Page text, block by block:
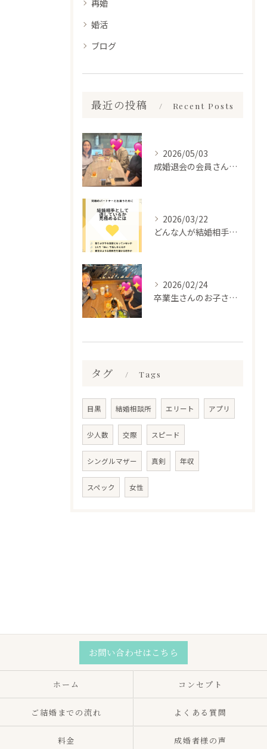
再婚
婚活
ブログ
最近の投稿 Recent Posts
2026/05/03
成婚退会の会員さんとお会いして来ました✨
2026/03/22
どんな人が結婚相手だといいのか
2026/02/24
卒業生さんのお子さんに会って来ました✨
タグ Tags
目黒 結婚相談所 エリート アプリ
少人数 交際 スピード
シングルマザー 真剣 年収
スペック 女性
お問い合わせはこちら
ホーム コンセプト
ご結婚までの流れ よくある質問
料金 成婚者様の声